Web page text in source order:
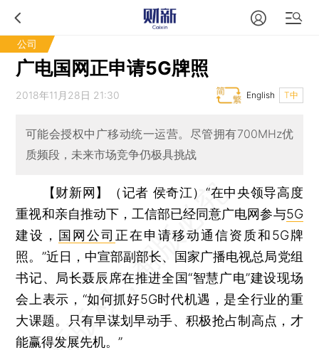
公司
广电国网正申请5G牌照
2018年11月28日 21:30 T中
English
可能会授权中广移动统一运营。尽管拥有700MHz优
质频段，未来市场竞争仍极具挑战
【财新网】（记者 侯奇江）“在中央领导高度
重视和亲自推动下，工信部已经同意广电网参与5G
建设， 国网公司 正在申请移动通信资质和5G牌
照。”近日，中宣部副部长、国家广播电视总局党组
书记、局长聂辰席在推进全国“智慧广电”建设现场
会上表示，“如何抓好5G时代机遇，是全行业的重
大课题。只有早谋划早动手、积极抢占制高点，才
能赢得发展先机。”